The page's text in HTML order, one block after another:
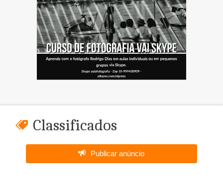
Classificados
Publicar anúncio